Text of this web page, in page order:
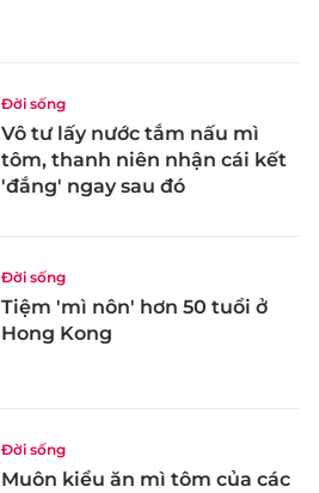
Đời sống
Vô tư lấy nước tắm nấu mì
tôm, thanh niên nhận cái kết
'đắng' ngay sau đó
Đời sống
Tiệm 'mì nôn' hơn 50 tuổi ở
Hong Kong
Đời sống
Muôn kiểu ăn mì tôm của các